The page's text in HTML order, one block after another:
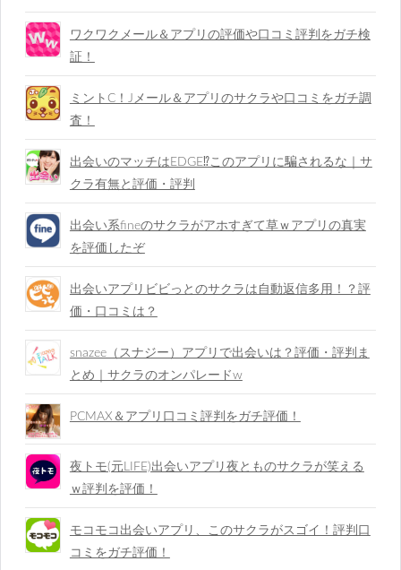
ワクワクメール＆アプリの評価や口コミ評判をガチ検
証！
ミントC！Jメール＆アプリのサクラや口コミをガチ調
査！
出会いのマッチはEDGE⁉︎このアプリに騙されるな｜サ
クラ有無と評価・評判
出会い系fineのサクラがアホすぎて草ｗアプリの真実
を評価したぞ
出会いアプリビビっとのサクラは自動返信多用！？評
価・口コミは？
snazee（スナジー）アプリで出会いは？評価・評判ま
とめ｜サクラのオンパレードw
PCMAX＆アプリ口コミ評判をガチ評価！
夜トモ(元LIFE)出会いアプリ夜とものサクラが笑える
ｗ評判を評価！
モコモコ出会いアプリ、このサクラがスゴイ！評判口
コミをガチ評価！